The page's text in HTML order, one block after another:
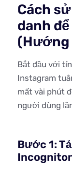
Cách
danh
Bắt đầu với
Instagram
mất vài phút
người dùng
Bước 1: